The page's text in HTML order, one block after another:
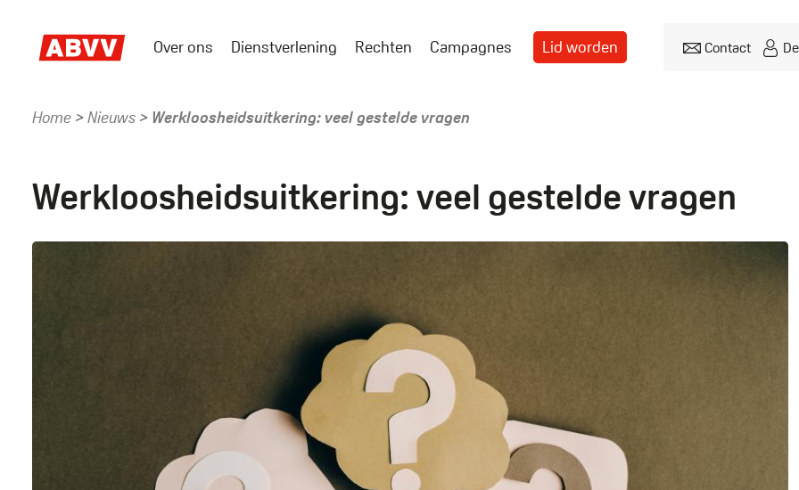
Over ons Dienstverlening Rechten Campagnes Lid worden Contact
Home Nieuws Werkloosheidsuitkering: veel gestelde vragen
Werkloosheidsuitkering: veel gestelde vragen